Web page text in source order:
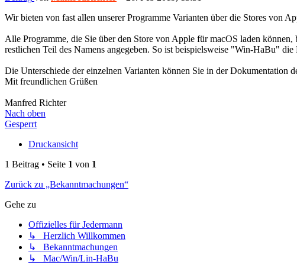
Wir bieten von fast allen unserer Programme Varianten über die Stores von
Alle Programme, die Sie über den Store von Apple für macOS laden
restlichen Teil des Namens angegeben. So ist beispielsweise "Win-HaBu"
Die Unterschiede der einzelnen Varianten können Sie in der Dokumentation
Mit freundlichen Grüßen
Manfred Richter
Nach oben
Gesperrt
Druckansicht
1 Beitrag • Seite 1 von 1
Zurück zu „Bekanntmachungen“
Gehe zu
Offizielles für Jedermann
↳ Herzlich Willkommen
↳ Bekanntmachungen
↳ Mac/Win/Lin-HaBu